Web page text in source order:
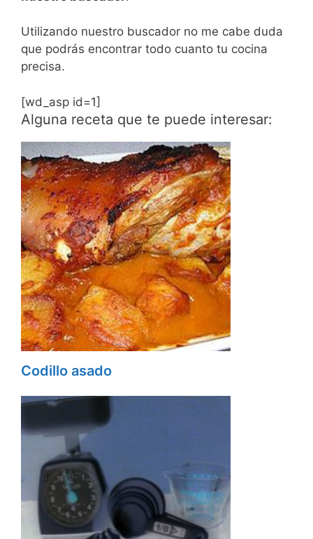
Utilizando nuestro buscador no me cabe duda
que podrás encontrar todo cuanto tu cocina
precisa.
[wd_asp id=1]
Alguna receta que te puede interesar:
Codillo asado